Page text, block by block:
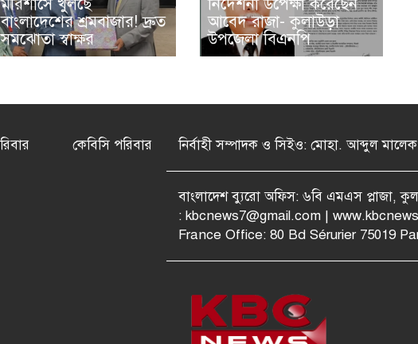
মরিশাসে খুলছে
বাংলাদেশের শ্রমবাজার! দ্রুত
সমঝোতা স্বাক্ষর
নির্দেশনা উপেক্ষা করেছেন
আবেদ রাজা- কুলাউড়া
উপজেলা বিএনপি
কেবিসি পরিবার নির্বাহী সম্পাদক ও সিইও: মোহা. আব্দুল
বাংলাদেশ ব্যুরো অফিস: ৬বি এমএস প্লাজা,
: kbcnews7@gmail.com |
France Office: 80 Bd Sérurier 75019